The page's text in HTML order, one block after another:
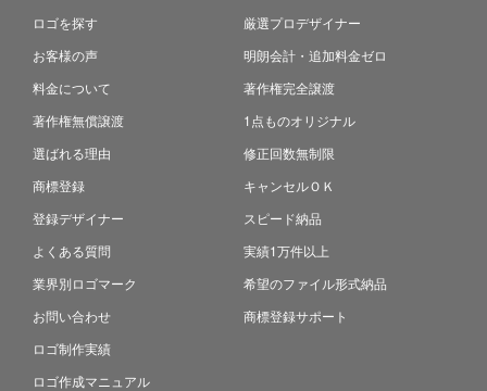
ロゴを探す
お客様の声
料金について
著作権無償譲渡
選ばれる理由
商標登録
登録デザイナー
よくある質問
業界別ロゴマーク
お問い合わせ
ロゴ制作実績
ロゴ作成マニュアル
厳選プロデザイナー
明朗会計・追加料金ゼロ
著作権完全譲渡
1点ものオリジナル
修正回数無制限
キャンセルＯＫ
スピード納品
実績1万件以上
希望のファイル形式納品
商標登録サポート